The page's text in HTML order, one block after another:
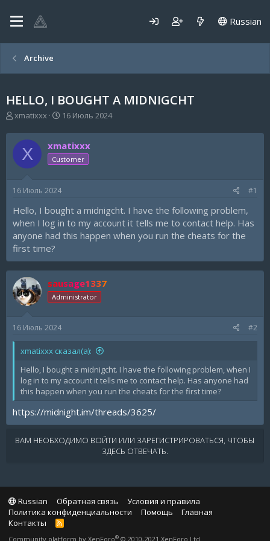
Russian
Archive
HELLO, I BOUGHT A MIDNIGCHT
А
т
о
р
м
xmatixxx
Д
т
а
н
а
16 Июль 2024
X xmatixxx
Customer
16 Июль 2024 #1
Hello, I bought a midnigcht. I have the following problem,
when I log in to my account it tells me to contact help. Has
anyone had this happen when you run the cheats for the
first time?
sausage1337
Administrator
16 Июль 2024 #2
xmatixxx сказал(а):
Hello, I bought a midnigcht. I have the following problem, when I
log in to my account it tells me to contact help. Has anyone had
this happen when you run the cheats for the first time?
https://midnight.im/threads/3625/
ВАМ НЕОБХОДИМО ВОЙТИ ИЛИ ЗАРЕГИСТРИРОВАТЬСЯ, ЧТОБЫ
ЗДЕСЬ ОТВЕЧАТЬ.
Russian Обратная связь
Условия и правила
Политика конфиденциальности
Помощь
Главная
Контакты
R
S
Community platform by XenForo® © 2010-2021 XenForo Ltd.